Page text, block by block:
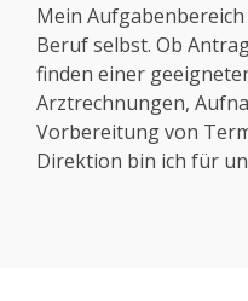
Mein
Beruf selbst. Ob
finden einer
Arztrechnungen,
Vorbereitung von
Direktion bin ich für